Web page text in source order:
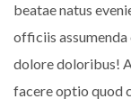
beatae natus
officiis
dolore doloribus!
facere optio quod